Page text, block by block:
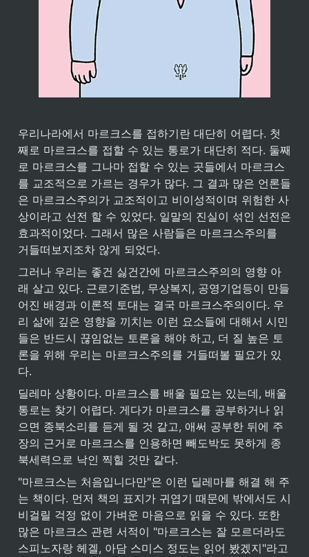
우리나라에서 마르크스를 접하기란 대단히 어렵다. 첫
째로 마르크스를 접할 수 있는 통로가 대단히 적다. 둘째
로 마르크스를 그나마 접할 수 있는 곳들에서 마르크스
를 교조적으로 가르는 경우가 많다. 그 결과 많은 언론들
은 마르크스주의가 교조적이고 비이성적이며 위험한 사
상이라고 선전 할 수 있었다. 일말의 진실이 섞인 선전은
효과적이었다. 그래서 많은 사람들은 마르크스주의를
거들떠보지조차 않게 되었다.
그러나 우리는 좋건 싫건간에 마르크스주의의 영향 아
래 살고 있다. 근로기준법, 무상복지, 공영기업등이 만들
어진 배경과 이론적 토대는 결국 마르크스주의이다. 우
리 삶에 깊은 영향을 끼치는 이런 요소들에 대해서 시민
들은 반드시 끊임없는 토론을 해야 하고, 더 질 높은 토
론을 위해 우리는 마르크스주의를 거들떠볼 필요가 있
다.
딜레마 상황이다. 마르크스를 배울 필요는 있는데, 배울
통로는 찾기 어렵다. 게다가 마르크스를 공부하거나 읽
으면 종북소리를 듣게 될 것 같고, 애써 공부한 뒤에 주
장의 근거로 마르크스를 인용하면 빼도박도 못하게 종
북세력으로 낙인 찍힐 것만 같다.
"마르크스는 처음입니다만"은 이런 딜레마를 해결 해 주
는 책이다. 먼저 책의 표지가 귀엽기 때문에 밖에서도 시
비걸릴 걱정 없이 가벼운 마음으로 읽을 수 있다. 또한
많은 마르크스 관련 서적이 "마르크스는 잘 모르더라도
스피노자랑 헤겔, 아담 스미스 정도는 읽어 봤겠지"라고